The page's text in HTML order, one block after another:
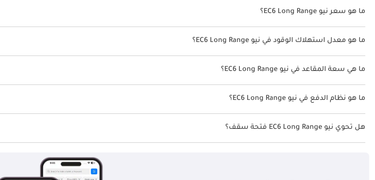
ما هو سعر نيو EC6 Long Range؟
سعر نيو EC6 Long Range هو درهم 269,900.
ما هو معدل استهلاك الوقود في نيو EC6 Long Range؟
يبلغ معدل استهلاك الوقود المقترح من الشركة المصنعة لسيارة نيو EC6 2026 من 455 كم - 530 كم.
ما هي سعة المقاعد في نيو EC6 Long Range؟
تتسع نيو EC6 Long Range لأ 5 أشخاص.
ما هو نظام الدفع في نيو EC6 Long Range؟
نظام الدفع في نيو EC6 All Wheel Drive Long Range.
هل تحوي نيو EC6 Long Range فتحة سقف؟
نعم توفر نيو EC6 Long Range فتحة السقف كخيار.